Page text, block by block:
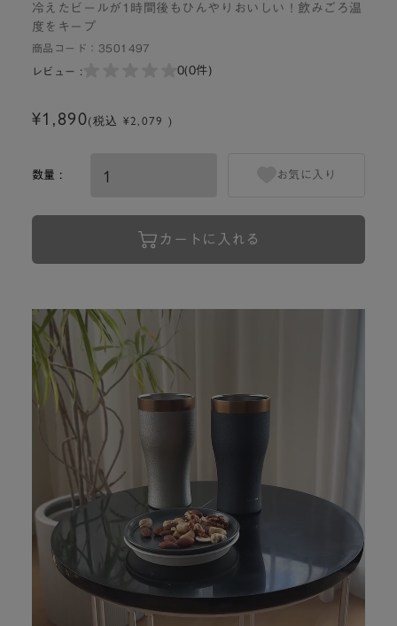
冷えたビールが1時間後もひんやりおいしい！飲みごろ温
度をキープ
商品コード： 3501497
レビュー : 0(0件)
¥1,890(税込 ¥2,079 )
数量 :
カートに入れる
お気に入り
L